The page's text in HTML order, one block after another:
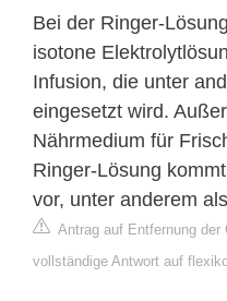
Bei der Ringer-
isotone
Infusion, die unter
eingesetzt wird.
Nährmedium für
Ringer-Lösung
vor, unter anderem
Antrag auf Entfernung der
vollständige Antwort auf